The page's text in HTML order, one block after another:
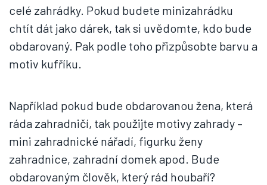
celé zahrádky. Pokud budete minizahrádku
chtít dát jako dárek, tak si uvědomte, kdo bude
obdarovaný. Pak podle toho přizpůsobte barvu a
motiv kufříku.
Například pokud bude obdarovanou žena, která
ráda zahradničí, tak použijte motivy zahrady –
mini zahradnické nářadí, figurku ženy
zahradnice, zahradní domek apod. Bude
obdarovaným člověk, který rád houbaří?